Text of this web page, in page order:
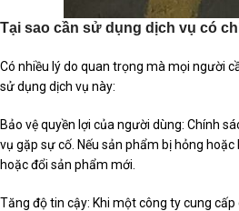
Tại sao cần sử dụng dịch vụ có
Có nhiều lý do quan trọng mà mọi người
sử dụng dịch vụ này:
Bảo vệ quyền lợi của người dùng: Chính
vụ gặp sự cố. Nếu sản phẩm bị hỏng
hoặc đổi sản phẩm mới.
Tăng độ tin cậy: Khi một công ty cung